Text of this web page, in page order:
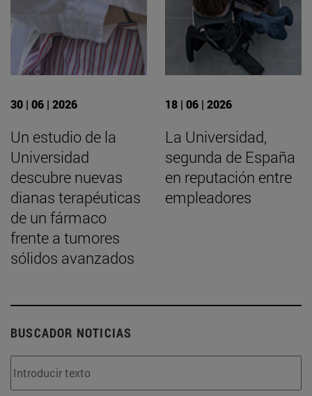
30 | 06 | 2026
Un estudio de la
Universidad
descubre nuevas
dianas terapéuticas
de un fármaco
frente a tumores
sólidos avanzados
18 | 06 | 2026
La Universidad,
segunda de España
en reputación entre
empleadores
BUSCADOR NOTICIAS